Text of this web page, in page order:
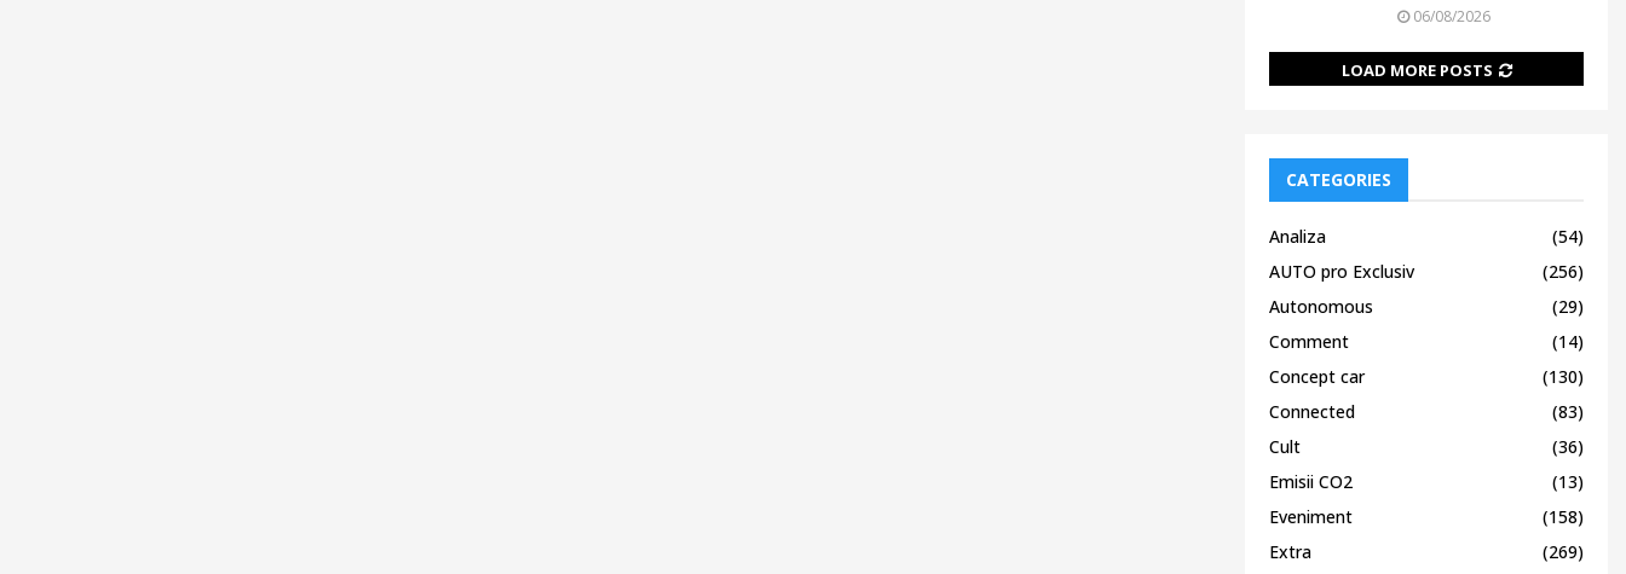
06/08/2026
LOAD MORE POSTS
CATEGORIES
Analiza
(54)
AUTO pro Exclusiv
(256)
Autonomous
(29)
Comment
(14)
Concept car
(130)
Connected
(83)
Cult
(36)
Emisii CO2
(13)
Eveniment
(158)
Extra
(269)